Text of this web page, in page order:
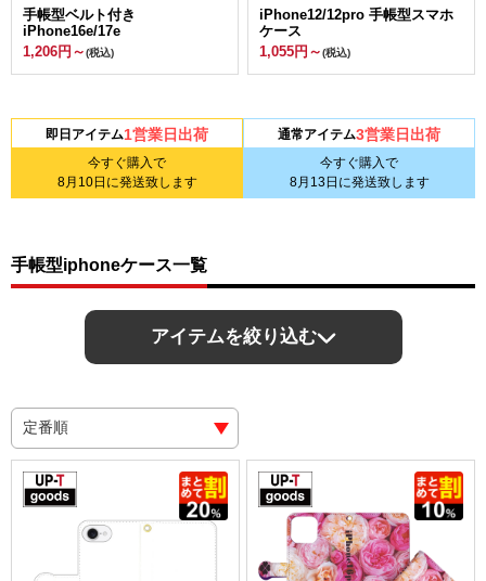
手帳型ベルト付き
iPhone16e/17e
1,206円～(税込)
iPhone12/12pro 手帳型スマホ
ケース
1,055円～(税込)
即日アイテム1営業日出荷
今すぐ購入で
8月10日 に発送致します
通常アイテム3営業日出荷
今すぐ購入で
8月13日 に発送致します
手帳型iphoneケース一覧
アイテムを絞り込む